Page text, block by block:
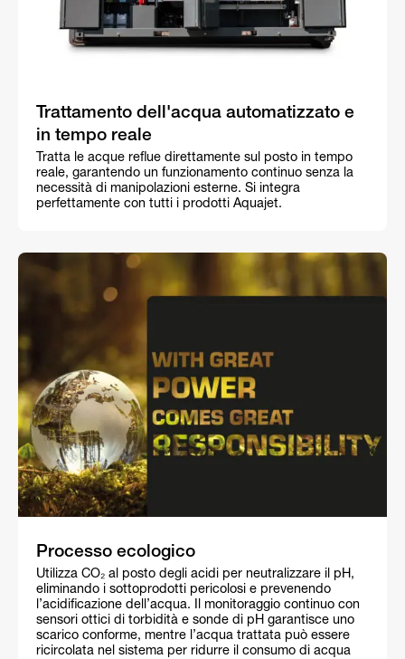
Trattamento dell'acqua automatizzato e
in tempo reale
Tratta le acque reflue direttamente sul posto in tempo
reale, garantendo un funzionamento continuo senza la
necessità di manipolazioni esterne. Si integra
perfettamente con tutti i prodotti Aquajet.
Processo ecologico
Utilizza CO₂ al posto degli acidi per neutralizzare il pH,
eliminando i sottoprodotti pericolosi e prevenendo
l’acidificazione dell’acqua. Il monitoraggio continuo con
sensori ottici di torbidità e sonde di pH garantisce uno
scarico conforme, mentre l’acqua trattata può essere
ricircolata nel sistema per ridurre il consumo di acqua